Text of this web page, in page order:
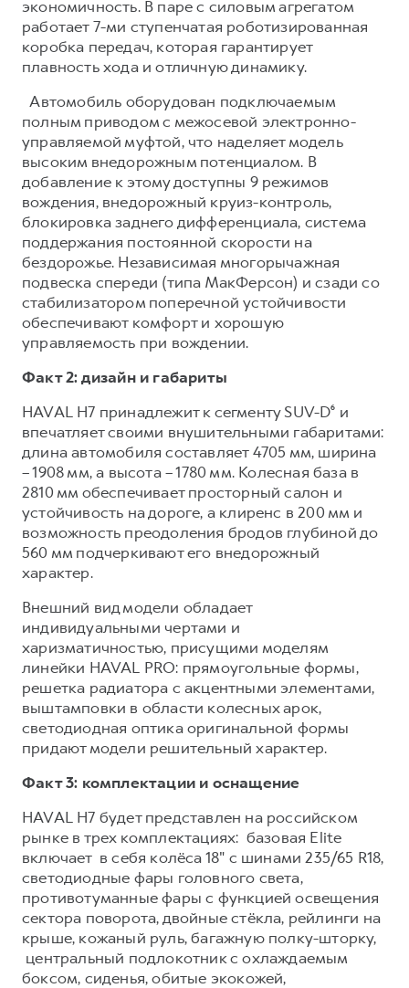
экономичность. В паре с силовым агрегатом
работает 7-ми ступенчатая роботизированная
коробка передач, которая гарантирует
плавность хода и отличную динамику.
Автомобиль оборудован подключаемым
полным приводом с межосевой электронно-
управляемой муфтой, что наделяет модель
высоким внедорожным потенциалом. В
добавление к этому доступны 9 режимов
вождения, внедорожный круиз-контроль,
блокировка заднего дифференциала, система
поддержания постоянной скорости на
бездорожье. Независимая многорычажная
подвеска спереди (типа МакФерсон) и сзади со
стабилизатором поперечной устойчивости
обеспечивают комфорт и хорошую
управляемость при вождении.
Факт 2: дизайн и габариты
HAVAL H7 принадлежит к сегменту SUV-D⁶ и
впечатляет своими внушительными габаритами:
длина автомобиля составляет 4705 мм, ширина
– 1908 мм, а высота – 1780 мм. Колесная база в
2810 мм обеспечивает просторный салон и
устойчивость на дороге, а клиренс в 200 мм и
возможность преодоления бродов глубиной до
560 мм подчеркивают его внедорожный
характер.
Внешний вид модели обладает
индивидуальными чертами и
харизматичностью, присущими моделям
линейки HAVAL PRO: прямоугольные формы,
решетка радиатора с акцентными элементами,
выштамповки в области колесных арок,
светодиодная оптика оригинальной формы
придают модели решительный характер.
Факт 3: комплектации и оснащение
HAVAL H7 будет представлен на российском
рынке в трех комплектациях: базовая Elite
включает в себя колёса 18" с шинами 235/65 R18,
светодиодные фары головного света,
противотуманные фары с функцией освещения
сектора поворота, двойные стёкла, рейлинги на
крыше, кожаный руль, багажную полку-шторку,
центральный подлокотник с охлаждаемым
боксом, сиденья, обитые экокожей,